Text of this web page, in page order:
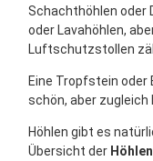
Schachthöhlen oder
oder Lavahöhlen,
Luftschutzstollen
Eine Tropfstein oder
schön, aber zugleich
Höhlen gibt es
Übersicht der